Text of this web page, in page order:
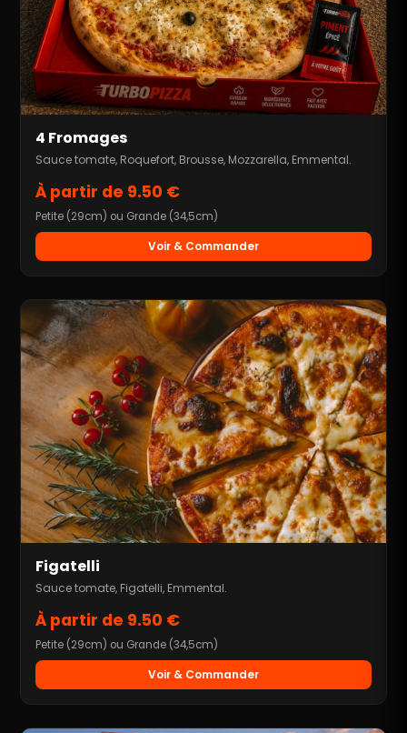
4 Fromages
Sauce tomate, Roquefort, Brousse, Mozzarella, Emmental.
À partir de 9.50 €
Petite (29cm) ou Grande (34,5cm)
Voir & Commander
Figatelli
Sauce tomate, Figatelli, Emmental.
À partir de 9.50 €
Petite (29cm) ou Grande (34,5cm)
Voir & Commander